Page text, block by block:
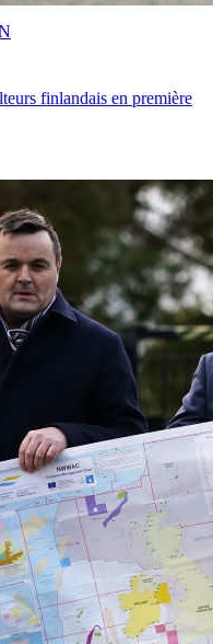
finlandais en première